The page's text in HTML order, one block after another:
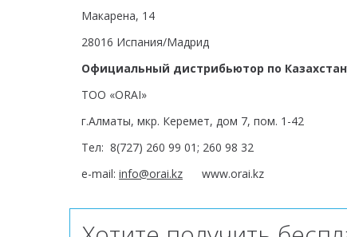
Макарена, 14
28016 Испания/Мадрид
Официальный дистрибьютор по
ТОО «ORAI»
г.Алматы, мкр. Керемет, дом 7, пом. 1-42
Тел: 8(727) 260 99 01; 260 98 32
e-mail: info@orai.kz www.orai.kz